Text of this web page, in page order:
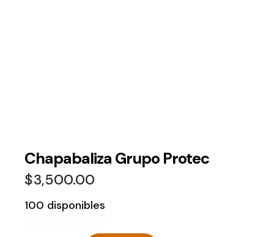
Chapabaliza Grupo Protec
$3,500.00
100 disponibles